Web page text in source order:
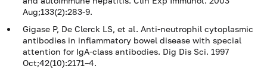
Aug;133(2):283-9.
Gigase P, De Clerck LS, et al. Anti-neutrophil cytoplasmic
antibodies in inflammatory bowel disease with special
attention for IgA-class antibodies. Dig Dis Sci. 1997
Oct;42(10):2171–4.